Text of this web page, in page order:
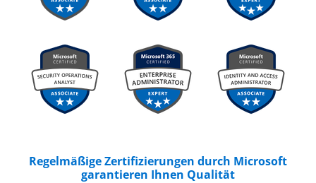
Regelmäßige Zertifizierungen durch Microsoft
garantieren Ihnen Qualität